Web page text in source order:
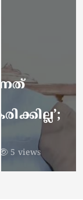
kerala
ജനകീയ
നഴ്സിന്
By